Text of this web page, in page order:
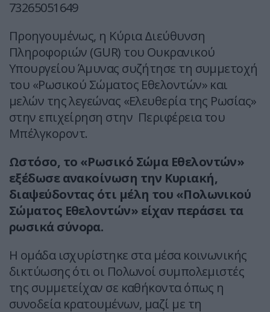
73265051649
Προηγουμένως, η Κύρια Διεύθυνση
Πληροφοριών (GUR) του Ουκρανικού
Υπουργείου Άμυνας συζήτησε τη συμμετοχή
του «Ρωσικού Σώματος Εθελοντών» και
μελών της λεγεώνας «Ελευθερία της Ρωσίας»
στην επιχείρηση στην Περιφέρεια του
Μπέλγκοροντ.
Ωστόσο, το «Ρωσικό Σώμα Εθελοντών»
εξέδωσε ανακοίνωση την Κυριακή,
διαψεύδοντας ότι μέλη του «Πολωνικού
Σώματος Εθελοντών» είχαν περάσει τα
ρωσικά σύνορα.
Η ομάδα ισχυρίστηκε στα μέσα κοινωνικής
δικτύωσης ότι οι Πολωνοί συμπολεμιστές
της συμμετείχαν σε καθήκοντα όπως η
συνοδεία κρατουμένων, μαζί με τη